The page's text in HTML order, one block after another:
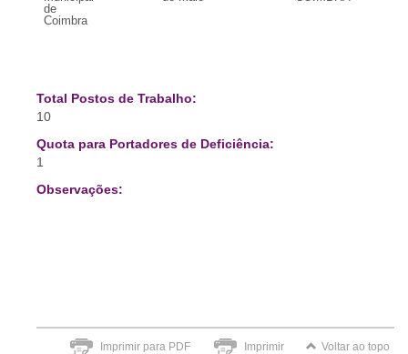
de
Coimbra
Total Postos de Trabalho:
10
Quota para Portadores de Deficiência:
1
Observações:
Imprimir para PDF Imprimir Voltar ao topo